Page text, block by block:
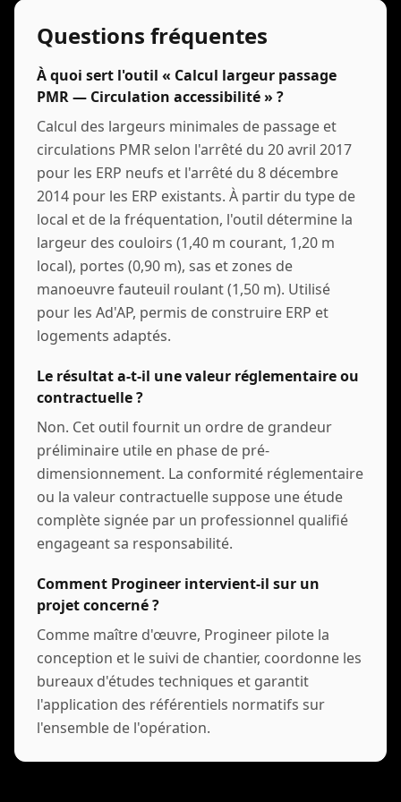
Questions fréquentes
À quoi sert l'outil « Calcul largeur passage
PMR — Circulation accessibilité » ?
Calcul des largeurs minimales de passage et
circulations PMR selon l'arrêté du 20 avril 2017
pour les ERP neufs et l'arrêté du 8 décembre
2014 pour les ERP existants. À partir du type de
local et de la fréquentation, l'outil détermine la
largeur des couloirs (1,40 m courant, 1,20 m
local), portes (0,90 m), sas et zones de
manoeuvre fauteuil roulant (1,50 m). Utilisé
pour les Ad'AP, permis de construire ERP et
logements adaptés.
Le résultat a-t-il une valeur réglementaire ou
contractuelle ?
Non. Cet outil fournit un ordre de grandeur
préliminaire utile en phase de pré-
dimensionnement. La conformité réglementaire
ou la valeur contractuelle suppose une étude
complète signée par un professionnel qualifié
engageant sa responsabilité.
Comment Progineer intervient-il sur un
projet concerné ?
Comme maître d'œuvre, Progineer pilote la
conception et le suivi de chantier, coordonne les
bureaux d'études techniques et garantit
l'application des référentiels normatifs sur
l'ensemble de l'opération.